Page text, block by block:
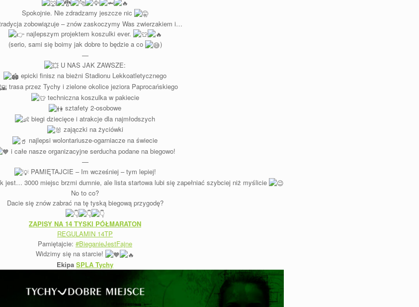
Spokojnie. Nie zdradzamy jeszcze nic
zobowiązuje – znów zaskoczymy Was zwierzakiem i…
najlepszym projektem koszulki ever.
(serio, sami się boimy jak dobre to będzie a co
)
—
U NAS JAK ZAWSZE:
epicki finisz na bieżni Stadionu Lekkoatletycznego
trasa przez Tychy i zielone okolice jeziora Paprocańskiego
techniczna koszulka w pakiecie
sztafety 2-osobowe
biegi dziecięce i atrakcje dla najmłodszych
zajączki na życiówki
najlepsi wolontariusze-ogarniacze na świecie
i całe nasze organizacyjne serducha podane na biegowo!
—
PAMIĘTAJCIE – Im wcześniej – tym lepiej!
jest… 3000 miejsc brzmi dumnie, ale lista startowa lubi się zapełniać szybciej niż myślicie
No to co?
Dacie się znów zabrać na tę tyską biegową przygodę?
ZAPISY NA 14 TYSKI PÓŁMARATON
REGULAMIN 14TP
Pamiętajcie: #BieganieJestFajne
Widzimy się na starcie!
Ekipa SPLA Tychy